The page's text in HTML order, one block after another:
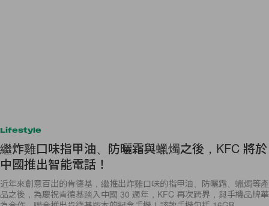
Lifestyle
繼炸雞口味指甲油、防曬霜與蠟燭之後，KFC 將於
中國推出智能電話！
近年來創意百出的肯德基，繼推出炸雞口味的指甲油、防曬霜、蠟燭等產
品之後，為慶祝肯德基踏入中國 30 週年，KFC 再次跨界，與手機品牌華